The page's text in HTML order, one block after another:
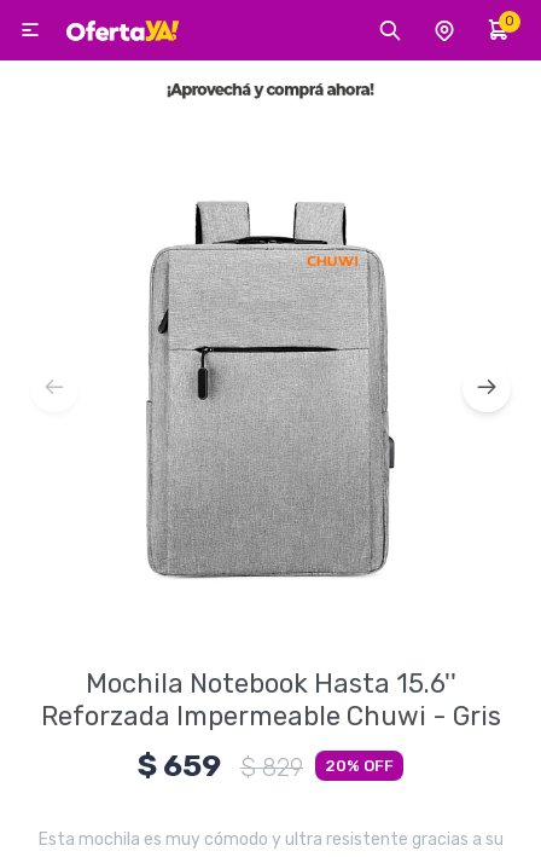
0

Mochila Notebook Hasta 15.6''
Reforzada Impermeable Chuwi - Gris
$ 659 $ 829 20
Esta mochila es muy cómodo y ultra resistente gracias a su
MI CUENTA
Tecnología
Tv, Audio y Video
Tecnología
Gaming
Electrodomésticos
Pequeños electrodomésticos